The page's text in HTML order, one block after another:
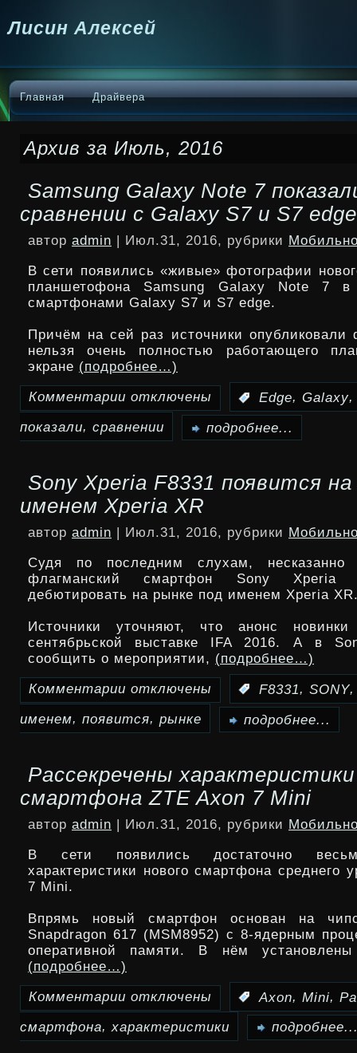
Лисин Алексей
Главная Драйвера
Архив за Июль, 2016
Samsung Galaxy Note 7
сравнении с Galaxy S7 и S7 edge
автор admin | Июл.31, 2016, рубрики
В сети появились «живые» фотографии
планшетофона Samsung Galaxy Note 7 в
смартфонами Galaxy S7 и S7 edge.
Причём на сей раз источники опубликовали
нельзя очень полностью работающего
экране (подробнее…)
Комментарии
записи
Galaxy
Note
7
показали
в
сравнении
с
Galaxy
S7
edge
отключены Edge, Galaxy
показали, сравнении подробнее...
Sony Xperia F8331 появится
именем Xperia XR
автор admin | Июл.31, 2016, рубрики
Судя по последним слухам, несказанно
флагманский смартфон Sony Xperia
дебютировать на рынке под именем Xperia
Источники уточняют, что анонс
сентябрьской выставке IFA 2016. А в
сообщить о мероприятии, (подробнее…)
Комментарии
записи
Xperia
F8331
появится
на
под
именем
Xperia
XR
отключены F8331, SONY
именем, появится, рынке подробнее...
Рассекречены характеристики
смартфона ZTE Axon 7 Mini
автор admin | Июл.31, 2016, рубрики
В сети появились достаточно
характеристики нового смартфона среднего
7 Mini.
Впрямь новый смартфон основан на
Snapdragon 617 (MSM8952) с 8-ядерным
оперативной памяти. В нём
(подробнее…)
Комментарии
записи
отключены Axon, Mini,
смартфона, характеристики